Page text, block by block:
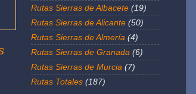
Rutas Sierras de Albacete (19)
Rutas Sierras de Alicante (50)
Rutas Sierras de Almería (4)
Rutas Sierras de Granada (6)
Rutas Sierras de Murcia (7)
Rutas Totales (187)